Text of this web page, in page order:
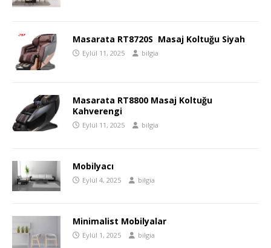
Masarata RT8720S Masaj Koltuğu Siyah
Eylül 11, 2025 bilgia
Masarata RT8800 Masaj Koltuğu
Kahverengi
Eylül 11, 2025 bilgia
Mobilyacı
Eylül 4, 2025 bilgia
Minimalist Mobilyalar
Eylül 1, 2025 bilgia